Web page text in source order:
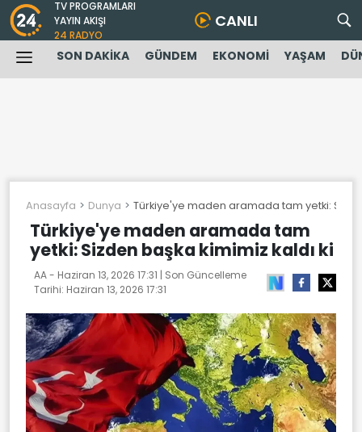
TV PROGRAMLARI
YAYIN AKIŞI
24 RADYO
CANLI
SON DAKİKA GÜNDEM EKONOMİ YAŞAM
Anasayfa Dunya Türkiye'ye maden aramada tam yetki:
Türkiye'ye maden aramada tam
yetki: Sizden başka kimimiz kaldı ki
AA - Haziran 13, 2026 17:31 | Son Güncelleme
Tarihi: Haziran 13, 2026 17:31